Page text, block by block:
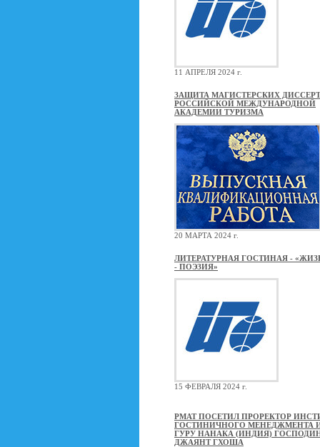
11 АПРЕЛЯ 2024 г.
ЗАЩИТА МАГИСТЕРСКИХ
РОССИЙСКОЙ МЕЖДУНАРОДНОЙ
АКАДЕМИИ ТУРИЗМА
20 МАРТА 2024 г.
ЛИТЕРАТУРНАЯ ГОСТИНАЯ -
- ПОЭЗИЯ»
15 ФЕВРАЛЯ 2024 г.
РМАТ ПОСЕТИЛ ПРОРЕКТОР
ГОСТИНИЧНОГО МЕНЕДЖМЕНТА
ГУРУ НАНАКА (ИНДИЯ)
ДЖАЯНТ ГХОША